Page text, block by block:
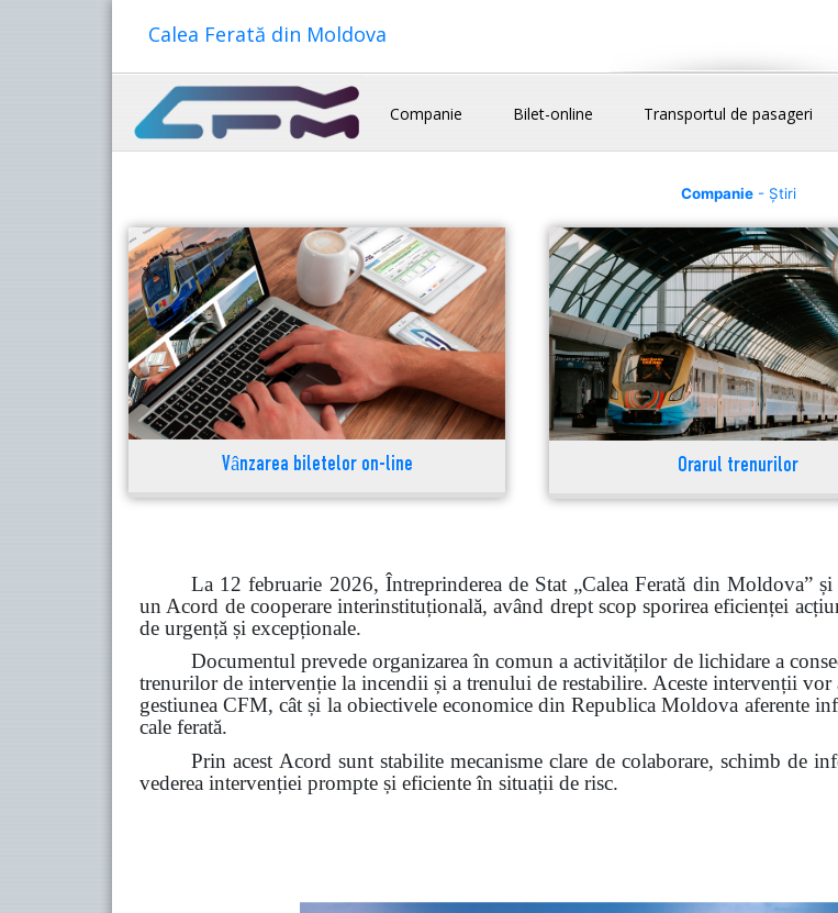
Calea Ferată din Moldova
Companie Bilet-online Transportul de pasageri
Companie- Știri
Vânzarea biletelor on-line Orarul trenurilor
La 12 februarie 2026, Întreprinderea de Stat „Calea Ferată din Moldova”
un Acord de cooperare interinstituțională, având drept scop sporirea eficienței
de urgență și excepționale.
Documentul prevede organizarea în comun a activităților de lichidare a
trenurilor de intervenție la incendii și a trenului de restabilire. Aceste intervenții
gestiunea CFM, cât și la obiectivele economice din Republica Moldova aferente
cale ferată.
Prin acest Acord sunt stabilite mecanisme clare de colaborare, schimb de
vederea intervenției prompte și eficiente în situații de risc.